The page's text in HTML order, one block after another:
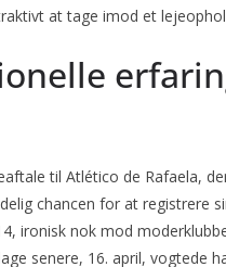
at tage imod et
til Atlético de Rafaela,
chancen for at registrere
ironisk nok mod
senere, 16. april, vogtede